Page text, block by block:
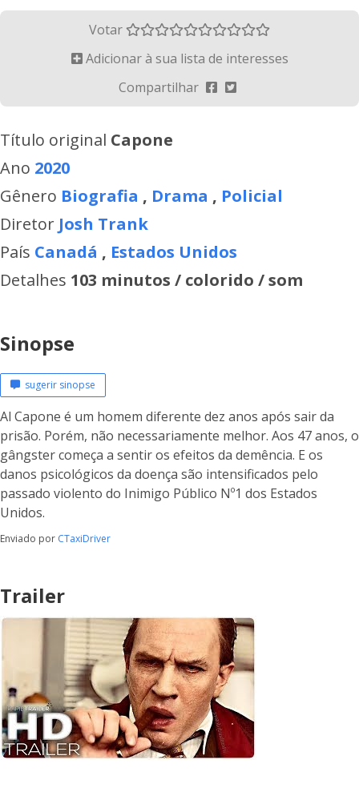
Votar
Adicionar à sua lista de interesses
Compartilhar
Título original Capone
Ano 2020
Gênero Biografia , Drama , Policial
Diretor Josh Trank
País Canadá , Estados Unidos
Detalhes 103 minutos / colorido / som
Sinopse
sugerir sinopse
Al Capone é um homem diferente dez anos após sair da
prisão. Porém, não necessariamente melhor. Aos 47 anos, o
gângster começa a sentir os efeitos da demência. E os
danos psicológicos da doença são intensificados pelo
passado violento do Inimigo Público Nº1 dos Estados
Unidos.
Enviado por CTaxiDriver
Trailer